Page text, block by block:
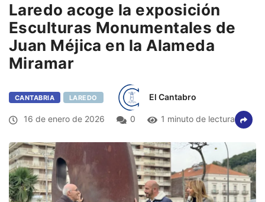
Laredo acoge la exposición
Esculturas Monumentales de
Juan Méjica en la Alameda
Miramar
CANTABRIA LAREDO El Cantabro
16 de enero de 2026 0 1 minuto de lectura